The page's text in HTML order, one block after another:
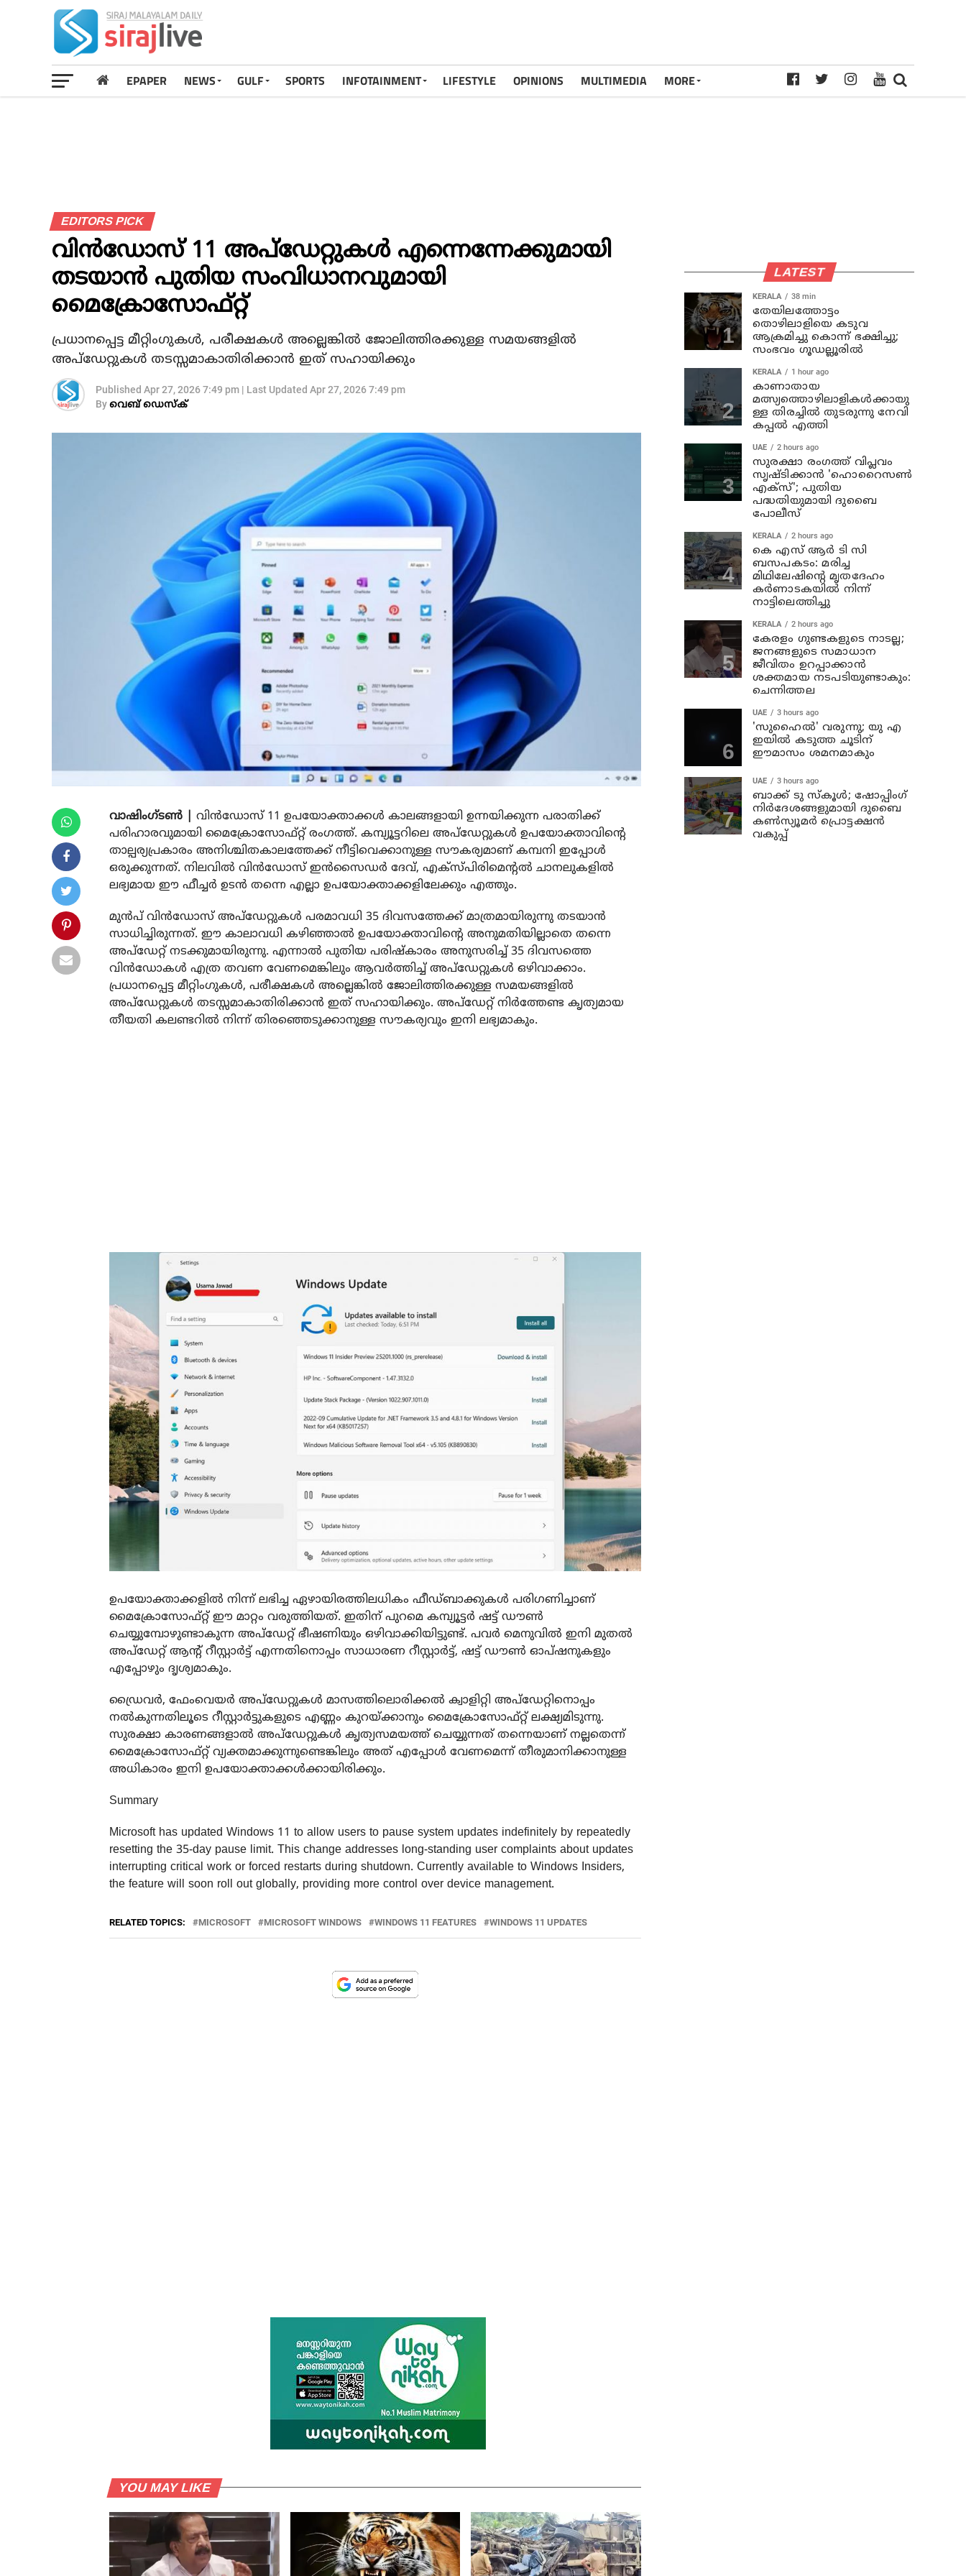
EPAPER NEWS GULF SPORTS INFOTAINMENT LIFESTYLE OPINIONS MULTIMEDIA MORE
EDITORS PICK
വിൻഡോസ് 11 അപ്‌ഡേറ്റുകൾ എന്നെന്നേക്കുമായി
തടയാൻ പുതിയ സംവിധാനവുമായി
മൈക്രോസോഫ്റ്റ്
പ്രധാനപ്പെട്ട മീറ്റിംഗുകൾ, പരീക്ഷകൾ അല്ലെങ്കിൽ ജോലിത്തിരക്കുള്ള സമയങ്ങളിൽ
അപ്‌ഡേറ്റുകൾ തടസ്സമാകാതിരിക്കാൻ ഇത് സഹായിക്കും
Published Apr 27, 2026 7:49 pm | Last Updated Apr 27, 2026 7:49 pm
Byവെബ് ഡെസ്‌ക്
വാഷിംഗ്ടൺ |
വിൻഡോസ് 11 ഉപയോക്താക്കൾ കാലങ്ങളായി ഉന്നയിക്കുന്ന പരാതിക്ക്
പരിഹാരവുമായി മൈക്രോസോഫ്റ്റ് രംഗത്ത്. കമ്പ്യൂട്ടറിലെ അപ്‌ഡേറ്റുകൾ ഉപയോക്താവിന്റെ
താല്പര്യപ്രകാരം അനിശ്ചിതകാലത്തേക്ക് നീട്ടിവെക്കാനുള്ള സൗകര്യമാണ് കമ്പനി ഇപ്പോൾ
ഒരുക്കുന്നത്. നിലവിൽ വിൻഡോസ് ഇൻസൈഡർ ദേവ്, എക്സ്പിരിമെന്റൽ ചാനലുകളിൽ
ലഭ്യമായ ഈ ഫീച്ചർ ഉടൻ തന്നെ എല്ലാ ഉപയോക്താക്കളിലേക്കും എത്തും.
മുൻപ് വിൻഡോസ് അപ്‌ഡേറ്റുകൾ പരമാവധി 35 ദിവസത്തേക്ക് മാത്രമായിരുന്നു തടയാൻ
സാധിച്ചിരുന്നത്. ഈ കാലാവധി കഴിഞ്ഞാൽ ഉപയോക്താവിന്റെ അനുമതിയില്ലാതെ തന്നെ
അപ്‌ഡേറ്റ് നടക്കുമായിരുന്നു. എന്നാൽ പുതിയ പരിഷ്കാരം അനുസരിച്ച് 35 ദിവസത്തെ
വിൻഡോകൾ എത്ര തവണ വേണമെങ്കിലും ആവർത്തിച്ച് അപ്‌ഡേറ്റുകൾ ഒഴിവാക്കാം.
പ്രധാനപ്പെട്ട മീറ്റിംഗുകൾ, പരീക്ഷകൾ അല്ലെങ്കിൽ ജോലിത്തിരക്കുള്ള സമയങ്ങളിൽ
അപ്‌ഡേറ്റുകൾ തടസ്സമാകാതിരിക്കാൻ ഇത് സഹായിക്കും. അപ്‌ഡേറ്റ് നിർത്തേണ്ട കൃത്യമായ
തീയതി കലണ്ടറിൽ നിന്ന് തിരഞ്ഞെടുക്കാനുള്ള സൗകര്യവും ഇനി ലഭ്യമാകും.
ഉപയോക്താക്കളിൽ നിന്ന് ലഭിച്ച ഏഴായിരത്തിലധികം ഫീഡ്‌ബാക്കുകൾ പരിഗണിച്ചാണ്
മൈക്രോസോഫ്റ്റ് ഈ മാറ്റം വരുത്തിയത്. ഇതിന് പുറമെ കമ്പ്യൂട്ടർ ഷട്ട് ഡൗൺ
ചെയ്യുമ്പോഴുണ്ടാകുന്ന അപ്‌ഡേറ്റ് ഭീഷണിയും ഒഴിവാക്കിയിട്ടുണ്ട്. പവർ മെനുവിൽ ഇനി മുതൽ
അപ്‌ഡേറ്റ് ആന്റ് റീസ്റ്റാർട്ട് എന്നതിനൊപ്പം സാധാരണ റീസ്റ്റാർട്ട്, ഷട്ട് ഡൗൺ ഓപ്ഷനുകളും
എപ്പോഴും ദൃശ്യമാകും.
ഡ്രൈവർ, ഫേംവെയർ അപ്‌ഡേറ്റുകൾ മാസത്തിലൊരിക്കൽ ക്വാളിറ്റി അപ്‌ഡേറ്റിനൊപ്പം
നൽകുന്നതിലൂടെ റീസ്റ്റാർട്ടുകളുടെ എണ്ണം കുറയ്ക്കാനും മൈക്രോസോഫ്റ്റ് ലക്ഷ്യമിടുന്നു.
സുരക്ഷാ കാരണങ്ങളാൽ അപ്‌ഡേറ്റുകൾ കൃത്യസമയത്ത് ചെയ്യുന്നത് തന്നെയാണ് നല്ലതെന്ന്
മൈക്രോസോഫ്റ്റ് വ്യക്തമാക്കുന്നുണ്ടെങ്കിലും അത് എപ്പോൾ വേണമെന്ന് തീരുമാനിക്കാനുള്ള
അധികാരം ഇനി ഉപയോക്താക്കൾക്കായിരിക്കും.
Summary
Microsoft has updated Windows 11 to allow users to pause system updates indefinitely by repeatedly
resetting the 35-day pause limit. This change addresses long-standing user complaints about updates
interrupting critical work or forced restarts during shutdown. Currently available to Windows Insiders,
the feature will soon roll out globally, providing more control over device management.
RELATED TOPICS: MICROSOFT MICROSOFT WINDOWS WINDOWS 11 FEATURES WINDOWS 11 UPDATES
YOU MAY LIKE
LATEST
KERALA 38 min
തേയിലത്തോട്ടം
തൊഴിലാളിയെ കടുവ
ആക്രമിച്ചു കൊന്ന് ഭക്ഷിച്ചു;
സംഭവം ഗൂഡല്ലൂരില്‍
KERALA 1 hour ago
കാണാതായ
മത്സ്യത്തൊഴിലാളികള്‍ക്കായു
ള്ള തിരച്ചില്‍ തുടരുന്നു നേവി
കപ്പല്‍ എത്തി
UAE 2 hours ago
സുരക്ഷാ രംഗത്ത് വിപ്ലവം
സൃഷ്ടിക്കാന്‍ 'ഹൊറൈസണ്‍
എക്‌സ്'; പുതിയ
പദ്ധതിയുമായി ദുബൈ
പോലീസ്
KERALA 2 hours ago
കെ എസ് ആര്‍ ടി സി
ബസപകടം: മരിച്ച
മിഥിലേഷിന്റെ മൃതദേഹം
കര്‍ണാടകയില്‍ നിന്ന്
നാട്ടിലെത്തിച്ചു
KERALA 2 hours ago
കേരളം ഗുണ്ടകളുടെ നാടല്ല;
ജനങ്ങളുടെ സമാധാന
ജീവിതം ഉറപ്പാക്കാന്‍
ശക്തമായ നടപടിയുണ്ടാകും:
ചെന്നിത്തല
UAE 3 hours ago
'സുഹൈല്‍' വരുന്നു; യു എ
ഇയില്‍ കടുത്ത ചൂടിന്
ഈമാസം ശമനമാകും
UAE 3 hours ago
ബാക്ക് ടു സ്‌കൂള്‍; ഷോപ്പിംഗ്
നിര്‍ദേശങ്ങളുമായി ദുബൈ
കണ്‍സ്യൂമര്‍ പ്രൊട്ടക്ഷന്‍
വകുപ്പ്